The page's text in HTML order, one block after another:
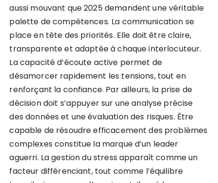
aussi mouvant que 2025 demandent une véritable
palette de compétences. La communication se
place en tête des priorités. Elle doit être claire,
transparente et adaptée à chaque interlocuteur.
La capacité d’écoute active permet de
désamorcer rapidement les tensions, tout en
renforçant la confiance. Par ailleurs, la prise de
décision doit s’appuyer sur une analyse précise
des données et une évaluation des risques. Être
capable de résoudre efficacement des problèmes
complexes constitue la marque d’un leader
aguerri. La gestion du stress apparaît comme un
facteur différenciant, tout comme l’équilibre